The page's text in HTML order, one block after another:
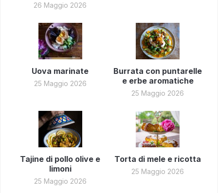
26 Maggio 2026
Uova marinate
25 Maggio 2026
Burrata con puntarelle
e erbe aromatiche
25 Maggio 2026
Tajine di pollo olive e
limoni
25 Maggio 2026
Torta di mele e ricotta
25 Maggio 2026